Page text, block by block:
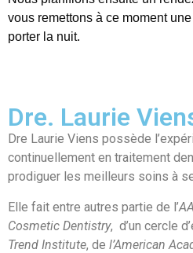
vous remettons à ce moment
porter la nuit.
Dre. Laurie
Dre Laurie Viens possède
continuellement en traitement
prodiguer les meilleurs soins à
Elle fait entre autres partie de l’
Cosmetic Dentistry, d’un cercle
Trend Institute, de l’American